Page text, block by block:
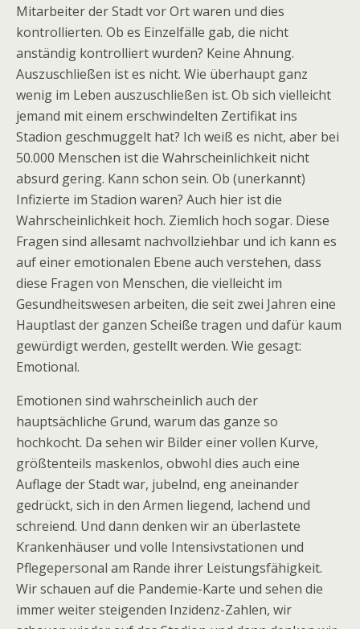
Mitarbeiter der Stadt vor Ort waren und dies
kontrollierten. Ob es Einzelfälle gab, die nicht
anständig kontrolliert wurden? Keine Ahnung.
Auszuschließen ist es nicht. Wie überhaupt ganz
wenig im Leben auszuschließen ist. Ob sich vielleicht
jemand mit einem erschwindelten Zertifikat ins
Stadion geschmuggelt hat? Ich weiß es nicht, aber bei
50.000 Menschen ist die Wahrscheinlichkeit nicht
absurd gering. Kann schon sein. Ob (unerkannt)
Infizierte im Stadion waren? Auch hier ist die
Wahrscheinlichkeit hoch. Ziemlich hoch sogar. Diese
Fragen sind allesamt nachvollziehbar und ich kann es
auf einer emotionalen Ebene auch verstehen, dass
diese Fragen von Menschen, die vielleicht im
Gesundheitswesen arbeiten, die seit zwei Jahren eine
Hauptlast der ganzen Scheiße tragen und dafür kaum
gewürdigt werden, gestellt werden. Wie gesagt:
Emotional.
Emotionen sind wahrscheinlich auch der
hauptsächliche Grund, warum das ganze so
hochkocht. Da sehen wir Bilder einer vollen Kurve,
größtenteils maskenlos, obwohl dies auch eine
Auflage der Stadt war, jubelnd, eng aneinander
gedrückt, sich in den Armen liegend, lachend und
schreiend. Und dann denken wir an überlastete
Krankenhäuser und volle Intensivstationen und
Pflegepersonal am Rande ihrer Leistungsfähigkeit.
Wir schauen auf die Pandemie-Karte und sehen die
immer weiter steigenden Inzidenz-Zahlen, wir